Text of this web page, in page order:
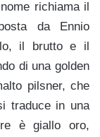
richiama il
da Ennio
il brutto e il
di una golden
pilsner, che
traduce in una
è giallo oro,